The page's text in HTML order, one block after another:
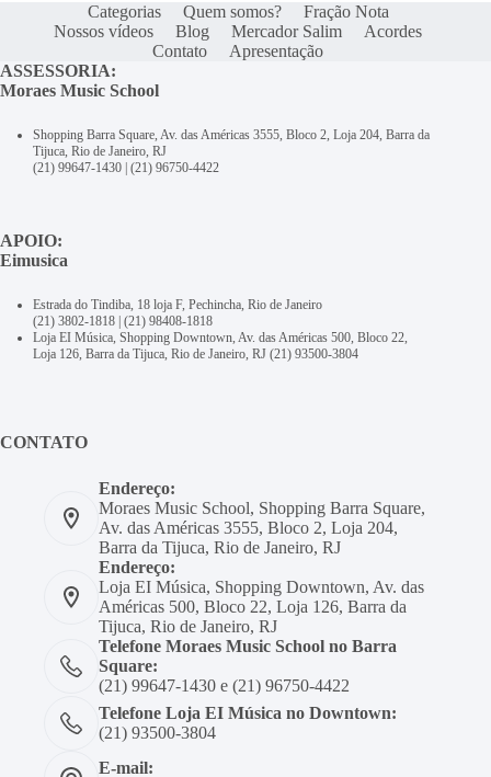
Categorias Quem somos?
Fração Nota
Nossos vídeos
Blog Mercador Salim
Acordes
Contato
Apresentação
ASSESSORIA:
Moraes Music School
Shopping Barra Square, Av. das Américas 3555, Bloco 2, Loja 204, Barra da
Tijuca, Rio de Janeiro, RJ
(21) 99647-1430 | (21) 96750-4422
APOIO:
Eimusica
Estrada do Tindiba, 18 loja F, Pechincha, Rio de Janeiro
(21) 3802-1818 | (21) 98408-1818
Loja EI Música, Shopping Downtown, Av. das Américas 500, Bloco 22,
Loja 126, Barra da Tijuca, Rio de Janeiro, RJ (21) 93500-3804
CONTATO
Endereço:
Moraes Music School, Shopping Barra Square,
Av. das Américas 3555, Bloco 2, Loja 204,
Barra da Tijuca, Rio de Janeiro, RJ
Endereço:
Loja EI Música, Shopping Downtown, Av. das
Américas 500, Bloco 22, Loja 126, Barra da
Tijuca, Rio de Janeiro, RJ
Telefone Moraes Music School no Barra
Square:
(21) 99647-1430 e (21) 96750-4422
Telefone Loja EI Música no Downtown:
(21) 93500-3804
E-mail: